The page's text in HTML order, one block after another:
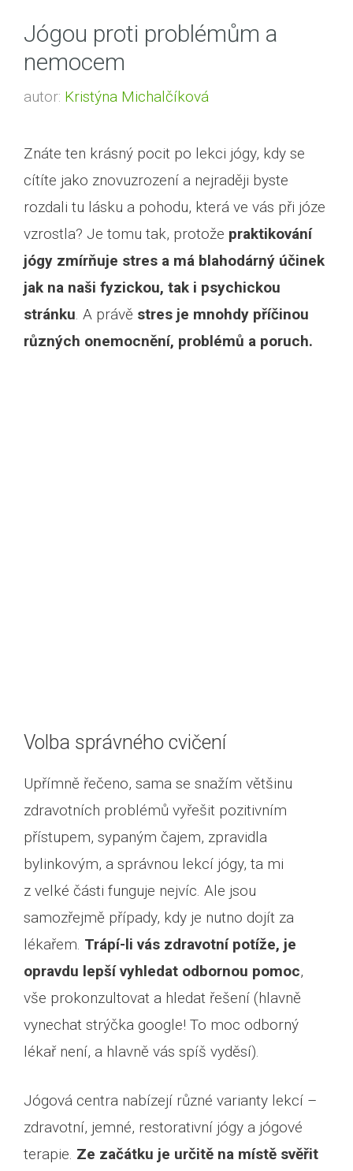
Jógou proti problémům a
nemocem
autor: Kristýna Michalčíková
Znáte ten krásný pocit po lekci jógy, kdy se
cítíte jako znovuzrození a nejraději byste
rozdali tu lásku a pohodu, která ve vás při józe
vzrostla? Je tomu tak, protože praktikování
jógy zmírňuje stres a má blahodárný účinek
jak na naši fyzickou, tak i psychickou
stránku. A právě stres je mnohdy příčinou
různých onemocnění, problémů a poruch.
Volba správného cvičení
Upřímně řečeno, sama se snažím většinu
zdravotních problémů vyřešit pozitivním
přístupem, sypaným čajem, zpravidla
bylinkovým, a správnou lekcí jógy, ta mi
z velké části funguje nejvíc. Ale jsou
samozřejmě případy, kdy je nutno dojít za
lékařem. Trápí-li vás zdravotní potíže, je
opravdu lepší vyhledat odbornou pomoc,
vše prokonzultovat a hledat řešení (hlavně
vynechat strýčka google! To moc odborný
lékař není, a hlavně vás spíš vyděsí).
Jógová centra nabízejí různé varianty lekcí –
zdravotní, jemné, restorativní jógy a jógové
terapie. Ze začátku je určitě na místě svěřit